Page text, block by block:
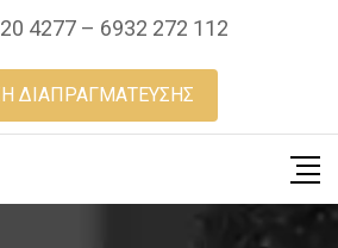
4277 – 6932 272 112
ΔΙΑΠΡΑΓΜΑΤΕΥΣΗΣ